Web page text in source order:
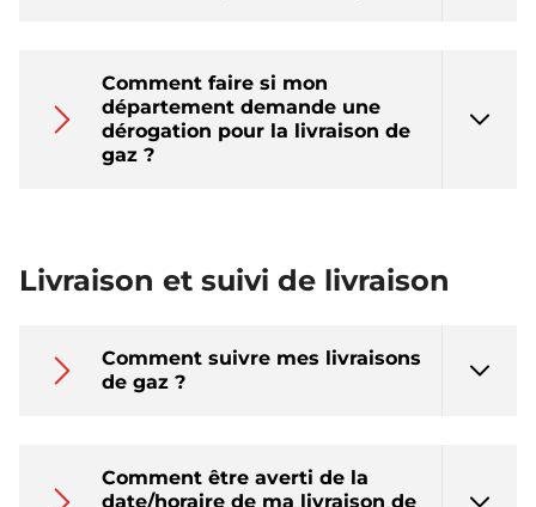
Comment faire si mon
département demande une
dérogation pour la livraison de
gaz ?
Livraison et suivi de livraison
Comment suivre mes livraisons
de gaz ?
Comment être averti de la
date/horaire de ma livraison de